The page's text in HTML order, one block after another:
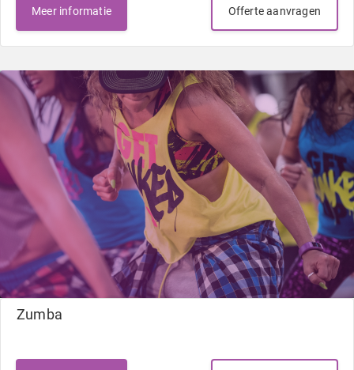
Meer informatie Offerte aanvragen
Zumba